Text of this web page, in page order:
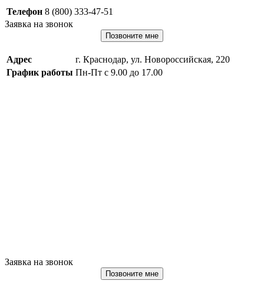
Телефон 8 (800) 333-47-51
Заявка на звонок
Позвоните мне
Адрес
г. Краснодар, ул. Новороссийская, 220
График работы Пн-Пт с 9.00 до 17.00
Заявка на звонок
Позвоните мне